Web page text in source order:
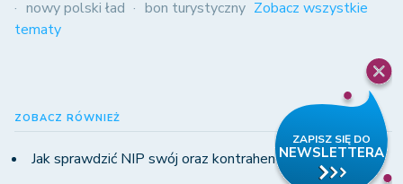
nowy polski ład
bon turystyczny Zobacz wszystkie
tematy
ZOBACZ RÓWNIEŻ
Jak sprawdzić NIP swój oraz kontrahentów?